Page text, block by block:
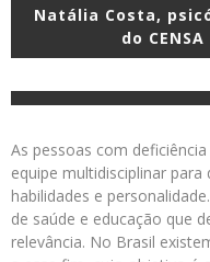
Natália Costa,
do
As pessoas com
equipe multidisciplinar
habilidades e
de saúde e educação que
relevância. No Brasil